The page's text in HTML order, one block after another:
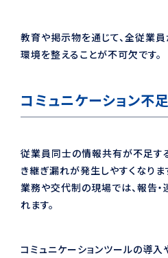
教育や掲示物を通じて、全従業
環境を整えることが不可欠です。
コミュニケーション不足
従業員同士の情報共有が不足す
き継ぎ漏れが発生しやすくなり
業務や交代制の現場では、報告
れます。
コミュニケーションツールの導